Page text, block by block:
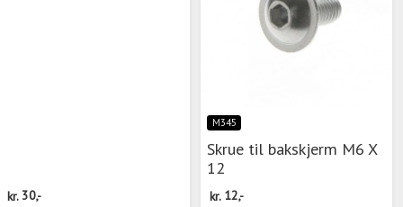
kr. 30,-
M345
Skrue til bakskjerm M6 X
12
kr. 12,-